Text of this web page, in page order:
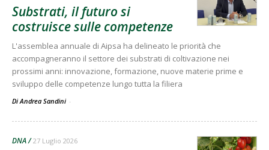
Substrati, il futuro si
costruisce sulle competenze
L'assemblea annuale di Aipsa ha delineato le priorità che
accompagneranno il settore dei substrati di coltivazione nei
prossimi anni: innovazione, formazione, nuove materie prime e
sviluppo delle competenze lungo tutta la filiera
Di Andrea Sandini -
DNA 27 Luglio 2026